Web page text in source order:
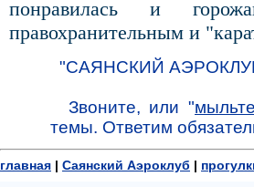
понравилась и
правохранительным и
"САЯНСКИЙ
Звоните, или "
темы. Ответим
главная | Саянский Аэроклуб |